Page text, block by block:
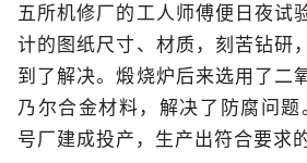
五所机修厂的工人师傅便日夜试
计的图纸尺寸、材质，刻苦钻研
到了解决。煅烧炉后来选用了二
乃尔合金材料，解决了防腐问
号厂建成投产，生产出符合要求